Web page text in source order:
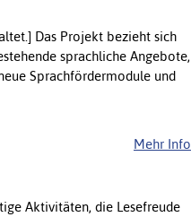
Das Projekt bezieht sich
sprachliche Angebote,
Sprachfördermodule und
Mehr Info
Aktivitäten, die Lesefreude